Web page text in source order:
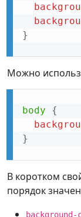
}
Можно
body
{
}
В коротком
порядок